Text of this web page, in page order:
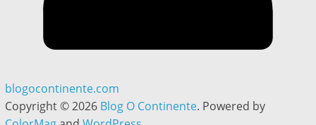
blogocontinente.com
Copyright © 2026 Blog O Continente. Powered by